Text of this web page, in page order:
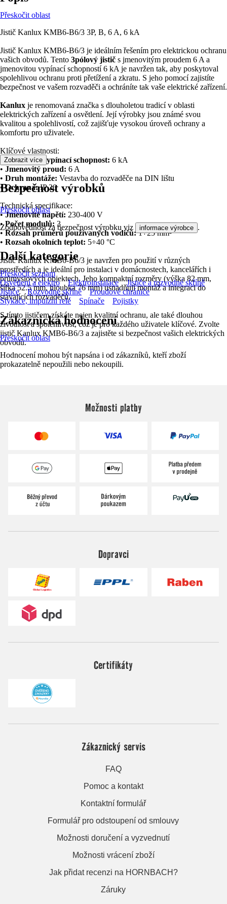
Přeskočit oblast
Jistič Kanlux KMB6-B6/3 3P, B, 6 A, 6 kA
Jistič Kanlux KMB6-B6/3 je ideálním řešením pro elektrickou ochranu
vašich obvodů. Tento 3pólový jistič s jmenovitým proudem 6 A a
jmenovitou vypínací schopností 6 kA je navržen tak, aby poskytoval
spolehlivou ochranu proti přetížení a zkratu. S jeho pomocí zajistíte
bezpečnost ve vašem rozvaděči a ochráníte tak vaše elektrické zařízení.
Kanlux je renomovaná značka s dlouholetou tradicí v oblasti
elektrických zařízení a osvětlení. Její výrobky jsou známé svou
kvalitou a spolehlivostí, což zajišťuje vysokou úroveň ochrany a
komfortu pro uživatele.
Klíčové vlastnosti:
•Jmenovitá vypínací schopnost: 6 kA
• Jmenovitý proud: 6 A
• Druh montáže: Vestavba do rozvaděče na DIN lištu
•Ochrana:IP 20
Technická specifikace:
•Jmenovité napětí: 230-400 V
•Počet modulů: 3
•Rozsah průměrů používaných vodičů:1÷25 mm²
• Rozsah okolních teplot: 5÷40 °C
Jistič Kanlux KMB6-B6/3 je navržen pro použití v různých
prostředích a je ideální pro instalaci v domácnostech, kancelářích i
průmyslových objektech. Jeho kompaktní rozměry (výška 82 mm,
šířka 52.5 mm, hloubka 76 mm) usnadňují montáž a integraci do
stávajících rozvaděčů.
S tímto jističem získáte nejen kvalitní ochranu, ale také dlouhou
životnost a spolehlivost, což je pro každého uživatele klíčové. Zvolte
jistič Kanlux KMB6-B6/3 a zajistěte si bezpečnost vašich elektrických
obvodů.
Zobrazit více
Bezpečnost výrobků
Přeskočit oblast
Zodpovědnost za bezpečnost výrobku viz informace výrobce .
Další kategorie
Přeskočit seznam
Osvětlení a elektro
Elektroinstalace
Jističe a rozvodné skříně
Jističe
Rozvodné skříně
Proudové chrániče
Stykače, impulzní relé
Spínače Pojistky
Zákaznická hodnocení
Přeskočit oblast
Hodnocení mohou být napsána i od zákazníků, kteří zboží
prokazatelně nepoužili nebo nekoupili.
Možnosti platby
Dopravci
Certifikáty
Zákaznický servis
FAQ
Pomoc a kontakt
Kontaktní formulář
Formulář pro odstoupení od smlouvy
Možnosti doručení a vyzvednutí
Možnosti vrácení zboží
Jak přidat recenzi na HORNBACH?
Záruky